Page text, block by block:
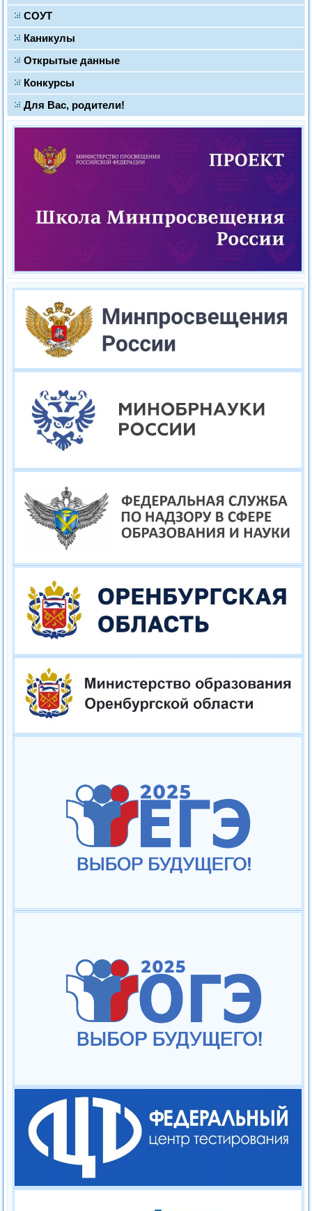
СОУТ
Каникулы
Открытые данные
Конкурсы
Для Вас, родители!